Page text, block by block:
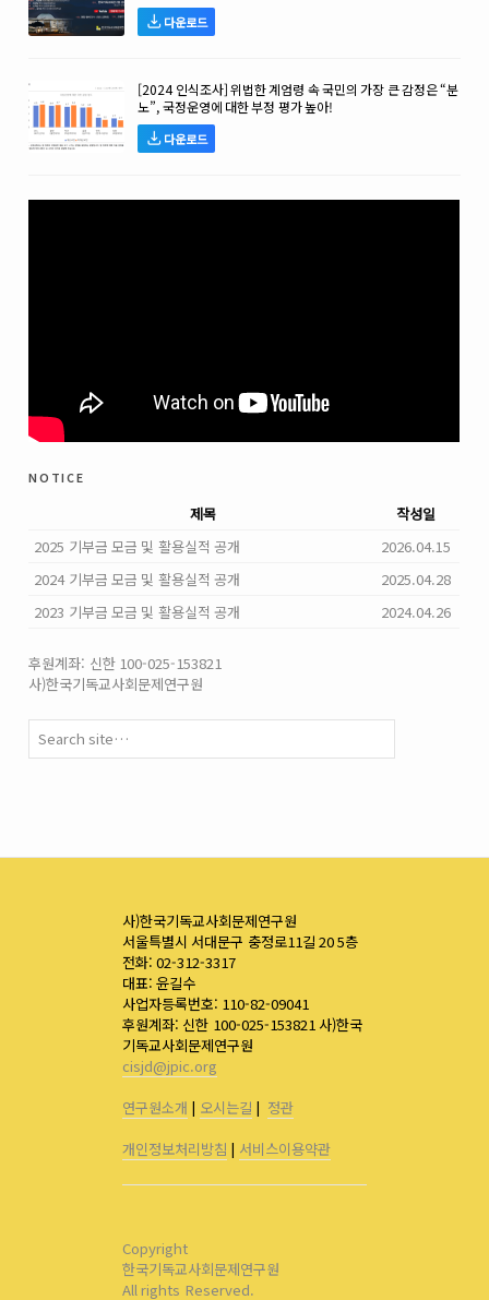
다운로드
[2024 인식조사] 위법한 계엄령 속 국민의 가장 큰 감정은 “분
노”, 국정운영에 대한 부정 평가 높아!
다운로드
notice
제목
작성일
2025 기부금 모금 및 활용실적 공개
2026.04.15
2024 기부금 모금 및 활용실적 공개
2025.04.28
2023 기부금 모금 및 활용실적 공개
2024.04.26
후원계좌: 신한 100-025-153821
사)한국기독교사회문제연구원
사)한국기독교사회문제연구원
서울특별시 서대문구 충정로11길 20 5층
전화: 02-312-3317
대표: 윤길수
사업자등록번호: 110-82-09041
후원계좌: 신한 100-025-153821 사)한국
기독교사회문제연구원
cisjd@jpic.org
연구원소개 | 오시는길 | 정관
개인정보처리방침 | 서비스이용약관
Copyright
한국기독교사회문제연구원
All rights Reserved.